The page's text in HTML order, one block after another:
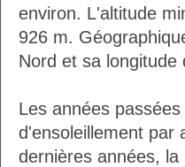
environ. L'altitude
926 m.
Nord et sa longitude
Les années
d'ensoleillement par
dernières années,